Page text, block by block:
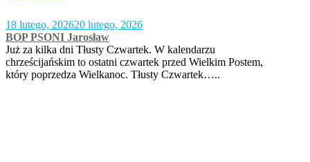
18 lutego, 202620 lutego, 2026
BOP PSONI Jarosław
Już za kilka dni Tłusty Czwartek. W kalendarzu
chrześcijańskim to ostatni czwartek przed Wielkim Postem,
który poprzedza Wielkanoc. Tłusty Czwartek…..